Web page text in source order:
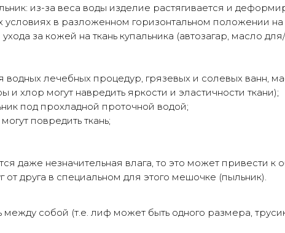
из-за веса воды изделие растягивается и
условиях в разложенном горизонтальном положении на
за кожей на ткань купальника (автозагар, масло
водных лечебных процедур, грязевых и солевых ванн,
хлор могут навредить яркости и эластичности ткани);
под прохладной проточной водой;
повредить ткань;
даже незначительная влага, то это может привести к
от друга в специальном для этого мешочке (пыльник).
собой (т.е. лиф может быть одного размера,